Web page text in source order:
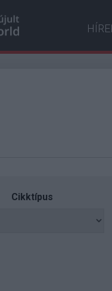
Cikktípus